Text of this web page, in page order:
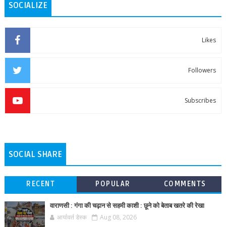
SOCIALIZE
Likes
Followers
Subscribes
SOCIAL SHARE
RECENT POPULAR COMMENTS
वाराणसी : गंगा की चढ़ान से सहमी काशी : छूने को बेताब खतरे की रेखा
आर्यावर्त डेस्क Aug 08, 2026